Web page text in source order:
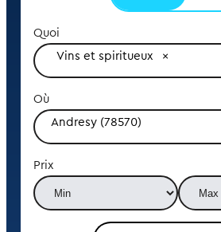
Quoi
Vins et spiritueux
Où
Andresy (78570)
Prix